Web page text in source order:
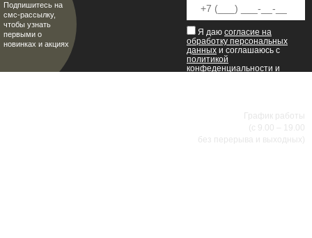
Подпишитесь на
смс-рассылку,
чтобы узнать
первыми о
новинках и акциях
Я даю согласие на
обработку персональных
данных и соглашаюсь с
политикой
конфеденциальности и
График работы
(с 9.00 – 19.00
без перерыва и выходных)